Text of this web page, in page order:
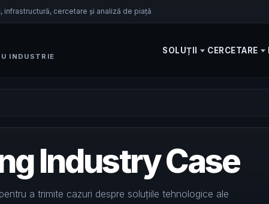
cercetare și analiză de piață
INDUSTRIE
SOLUȚII CERCETARE
Industry Case
a trimite cazuri despre soluțiile tehnologice ale